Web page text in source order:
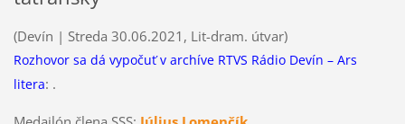
(Devín | Streda 30.06.2021, Lit-dram. útvar)
Rozhovor sa dá vypočuť v archíve RTVS Rádio Devín – Ars
litera: .